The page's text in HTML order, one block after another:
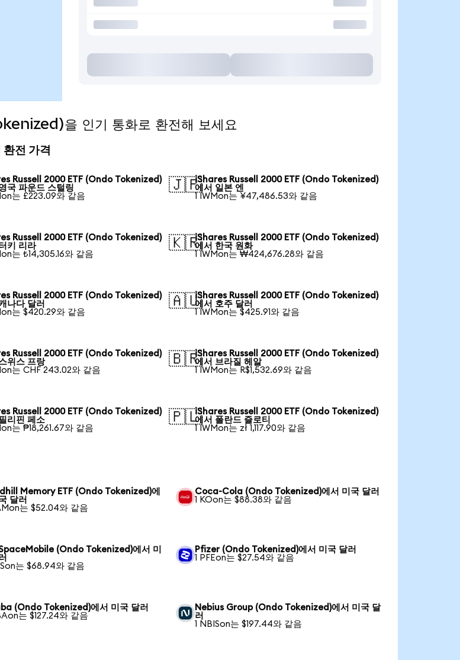
을 인기 통화로 환전해 보세요
전 가격
Russell 2000 ETF (Ondo Tokenized)
국 파운드 스털링
는 £223.09와 같음
🇯🇵iShares Russell 2000 ETF (Ondo Tokenized)
에서 일본 엔
1 IWMon는 ¥47,486.53와 같음
Russell 2000 ETF (Ondo Tokenized)
키 리라
는 ₺14,305.16와 같음
🇰🇷iShares Russell 2000 ETF (Ondo Tokenized)
에서 한국 원화
1 IWMon는 ₩424,676.28와 같음
Russell 2000 ETF (Ondo Tokenized)
나다 달러
는 $420.29와 같음
🇦🇺iShares Russell 2000 ETF (Ondo Tokenized)
에서 호주 달러
1 IWMon는 $425.91와 같음
Russell 2000 ETF (Ondo Tokenized)
위스 프랑
는 CHF 243.02와 같음
🇧🇷iShares Russell 2000 ETF (Ondo Tokenized)
에서 브라질 헤알
1 IWMon는 R$1,532.69와 같음
Russell 2000 ETF (Ondo Tokenized)
리핀 페소
는 ₱18,261.67와 같음
🇵🇱iShares Russell 2000 ETF (Ondo Tokenized)
에서 폴란드 즐로티
1 IWMon는 zł 1,117.90와 같음
Memory ETF (Ondo Tokenized)에
달러
는 $52.04와 같음
Coca-Cola (Ondo Tokenized)에서 미국 달러
1 KOon는 $88.38와 같음
(Ondo Tokenized)에서 미
는 $68.94와 같음
Pfizer (Ondo Tokenized)에서 미국 달러
1 PFEon는 $27.54와 같음
(Ondo Tokenized)에서 미국 달러
는 $127.24와 같음
Nebius Group (Ondo Tokenized)에서 미국 달
러
1 NBISon는 $197.44와 같음